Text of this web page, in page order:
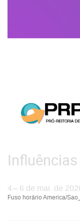
4 – 6 de mai. de
Fuso horário America/